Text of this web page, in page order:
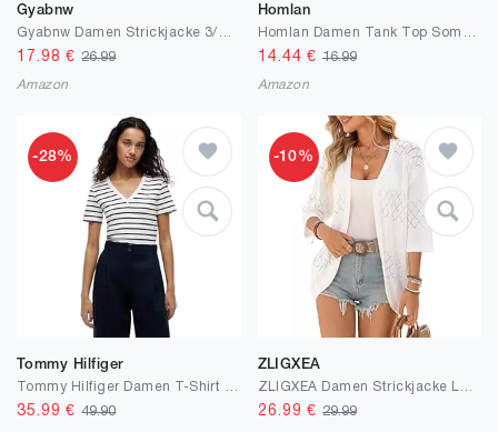
Gyabnw
17.98 €26.99
Amazon
Homlan
14.44 € 16.99
Amazon
-28%
Tommy Hilfiger
35.99 €49.90
-10%
ZLIGXEA
26.99 € 29.99